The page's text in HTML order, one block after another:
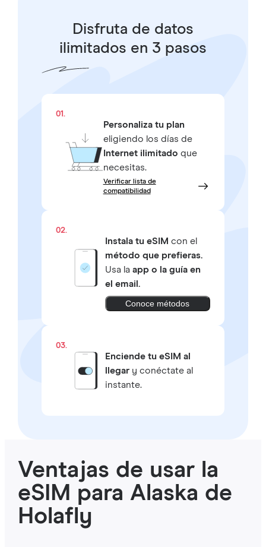
Disfruta de datos
ilimitados en 3 pasos
01.
Personaliza tu plan
eligiendo los días de
Internet ilimitado que
necesitas.
Verificar lista de
compatibilidad
02.
Instala tu eSIM con el
método que prefieras.
Usa la app o la guía en
el email.
Conoce métodos
03.
Enciende tu eSIM al
llegary conéctate al
instante.
Ventajas de usar la
eSIM para Alaska de
Holafly